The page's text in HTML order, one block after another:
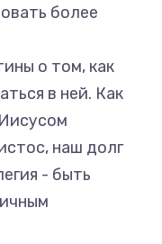
более
о том, как
в ней. Как
наш долг
- быть